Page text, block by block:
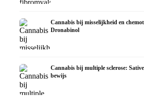
Cannabis bij misselijkheid en
Dronabinol
Cannabis bij multiple sclerose:
bewijs